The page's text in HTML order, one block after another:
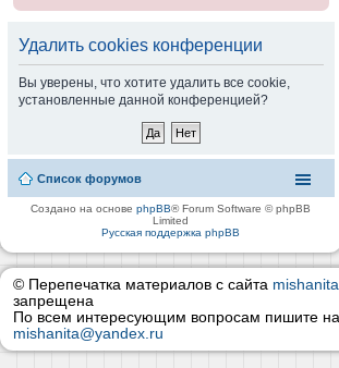
Удалить cookies конференции
Вы уверены, что хотите удалить все cookie,
установленные данной конференцией?
Список форумов
Создано на основеphpBB® Forum Software © phpBB
Limited
Русская поддержка phpBB
© Перепечатка материалов с сайта
запрещена
По всем интересующим вопросам пишите
mishanita@yandex.ru